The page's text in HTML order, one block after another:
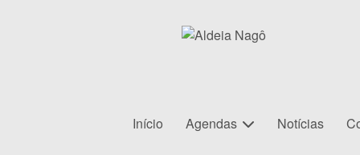
Início Agendas Notícias